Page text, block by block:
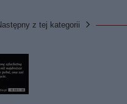
z tej kategorii